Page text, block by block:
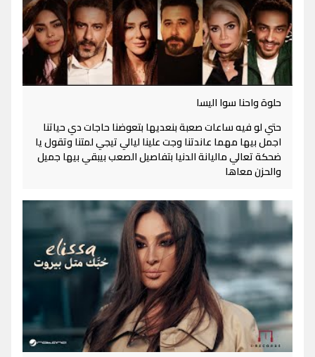
حلوة واحنا سوا اليسا
حتي لو فيه ساعات صعبة بنعديها بتعوضنا حاجات دي حياتنا
اجمل بيها مهما عاندتنا وجت علينا ليالي تيجي لمتنا وتقول يا
ضحكة تعالي ماليانة الدنيا بتفاصيل الصعب بيبقي بيها جميل
والحزن معاها